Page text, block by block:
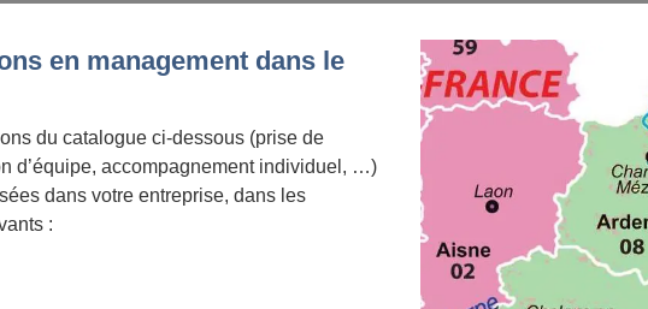
en management dans le
du catalogue ci-dessous (prise de
d’équipe, accompagnement individuel, …)
dans votre entreprise, dans les
: